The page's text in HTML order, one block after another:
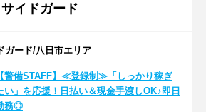
イドガード
ガード/八日市エリア
【警備STAFF】≪登録制≫「しっかり稼ぎ
い」を応援！日払い＆現金手渡しOK♪即日
務◎